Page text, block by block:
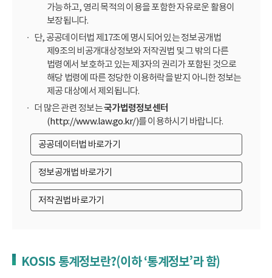
가능하고, 영리 목적의 이용을 포함한 자유로운 활용이
보장됩니다.
단, 공공데이터법 제17조에 명시되어 있는 정보공개법
제9조의 비공개대상정보와 저작권법 및 그 밖의 다른
법령에서 보호하고 있는 제3자의 권리가 포함된 것으로
해당 법령에 따른 정당한 이용허락을 받지 아니한 정보는
제공 대상에서 제외됩니다.
더 많은 관련 정보는국가법령정보센터
(http://www.law.go.kr/)를 이용하시기 바랍니다.
공공데이터법 바로가기
정보공개법 바로가기
저작권법 바로가기
KOSIS 통계정보란?(이하 ‘통계정보’라 함)